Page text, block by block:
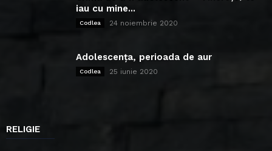
iau cu mine...
Codlea 24 noiembrie 2020
Adolescența, perioada de aur
Codlea 25 iunie 2020
RELIGIE